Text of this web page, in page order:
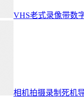
VHS老式录像带数
相机拍摄录制死机